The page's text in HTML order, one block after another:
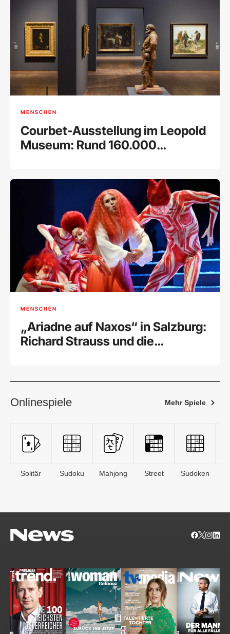
MENSCHEN
Courbet-Ausstellung im Leopold
Museum: Rund 160.000
MENSCHEN
„Ariadne auf Naxos“ in Salzburg:
Richard Strauss und die
Onlinespiele Mehr Spiele
Solitär Sudoku Mahjong Street Sudoken